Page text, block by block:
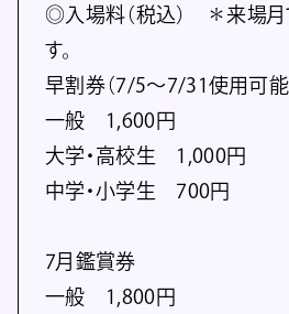
◎入場料（税込） ＊来場月
す。
早割券（7/5～7/31使用可能
一般 1,600円
大学・高校生 1,000円
中学・小学生 700円
7月鑑賞券
一般 1,800円